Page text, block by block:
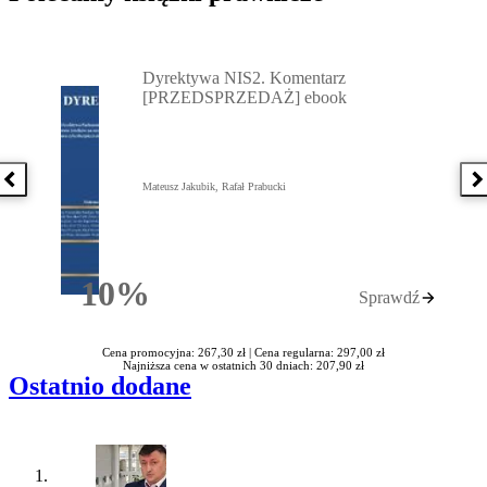
Poprzednia książka
10%Rabatu
Dyrektywa NIS2. Komentarz
[PRZEDSPRZEDAŻ] ebook
Mateusz Jakubik, Rafał Prabucki
Sprawdź
Cena promocyjna: 267,30 zł | Cena regularna: 297,00 zł
Najniższa cena w ostatnich 30 dniach: 207,90 zł
Ostatnio dodane